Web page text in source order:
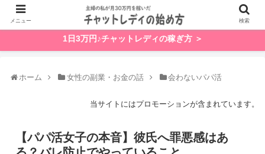
1日3万円♪チャットレディの稼ぎ方 ＞
ホーム 女性の副業・お金の話 会わないパパ活
当サイトにはプロモーションが含まれています。
【パパ活女子の本音】彼氏へ罪悪感はあ
メニュー 検索